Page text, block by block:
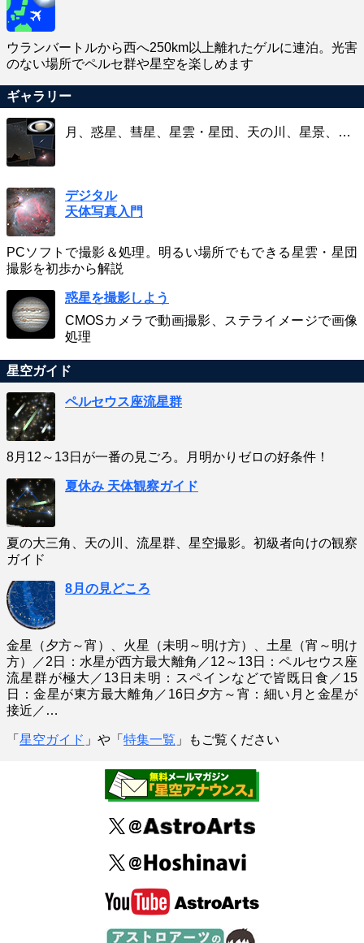
ウランバートルから西へ250km以上離れたゲルに連泊。光害
のない場所でペルセ群や星空を楽しめます
ギャラリー
月、惑星、彗星、星雲・星団、天の川、星景、…
デジタル
天体写真入門
PCソフトで撮影＆処理。明るい場所でもできる星雲・星団
撮影を初歩から解説
惑星を撮影しよう
CMOSカメラで動画撮影、ステライメージで画像
処理
星空ガイド
ペルセウス座流星群
8月12～13日が一番の見ごろ。月明かりゼロの好条件！
夏休み 天体観察ガイド
夏の大三角、天の川、流星群、星空撮影。初級者向けの観察
ガイド
8月の見どころ
金星（夕方～宵）、火星（未明～明け方）、土星（宵～明け
方）／2日：水星が西方最大離角／12～13日：ペルセウス座
流星群が極大／13日未明：スペインなどで皆既日食／15
日：金星が東方最大離角／16日夕方～宵：細い月と金星が
接近／…
「 星空ガイド 」や「 特集一覧 」もご覧ください